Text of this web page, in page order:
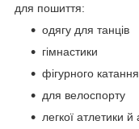
для пошиття:
одягу для танців
гімнастики
фігурного катання
для велоспорту
легкої атлетики